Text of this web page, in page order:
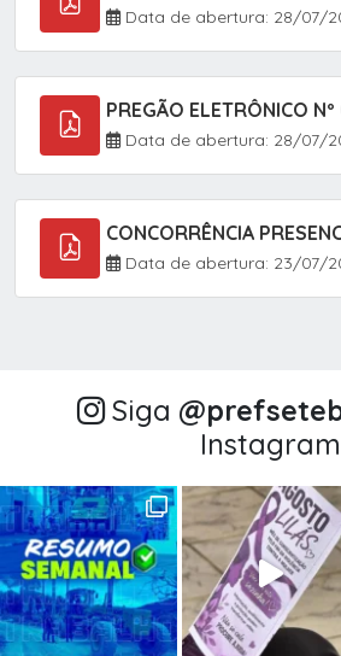
Data de abertura: 28/07/
Data de abertura: 28/07/
Data de abertura: 23/07/
Siga
Instagram